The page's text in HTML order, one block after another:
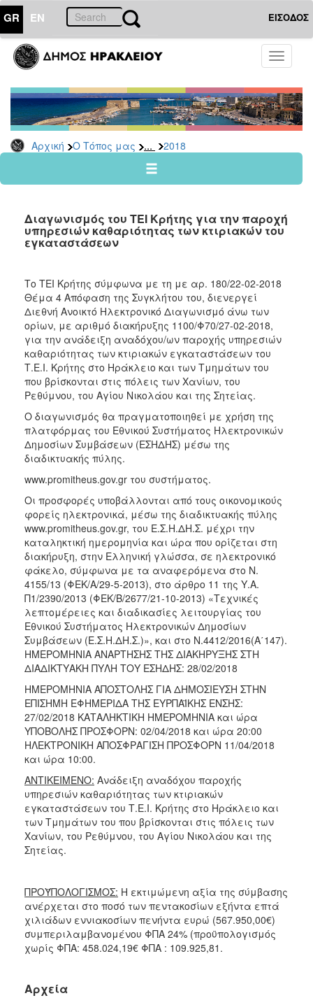
GR EN ΕΙΣΟΔΟΣ
Toggle
Αρχική Ο Τόπος μας ... 2018
ΤΟΠΟΣ
ΜΑΣ
Ανακοινώσεις
Αρχείο
2026
2024
2022
2021
2019
2018
2017
2016
2015
2012
2011
ΔΗΜΟΣ
ΠΟΛΙΤΙΣΜΟΣ
ΑΝΘΕΚΤΙΚΗ
ΠΟΛΗ
Διαγωνισμός του ΤΕΙ Κρήτης για την παροχή
υπηρεσιών καθαριότητας των κτιριακών του
εγκαταστάσεων
Το ΤΕΙ Κρήτης σύμφωνα με τη με αρ. 180/22-02-2018
Θέμα 4 Απόφαση της Συγκλήτου του, διενεργεί
Διεθνή Ανοικτό Ηλεκτρονικό Διαγωνισμό άνω των
ορίων, με αριθμό διακήρυξης 1100/Φ70/27-02-2018,
για την ανάδειξη αναδόχου/ων παροχής υπηρεσιών
καθαριότητας των κτιριακών εγκαταστάσεων του
Τ.Ε.Ι. Κρήτης στο Ηράκλειο και των Τμημάτων του
που βρίσκονται στις πόλεις των Χανίων, του
Ρεθύμνου, του Αγίου Νικολάου και της Σητείας.
Ο διαγωνισμός θα πραγματοποιηθεί με χρήση της
πλατφόρμας του Εθνικού Συστήματος Ηλεκτρονικών
Δημοσίων Συμβάσεων (ΕΣΗΔΗΣ) μέσω της
διαδικτυακής πύλης.
www.promitheus.gov.gr του συστήματος.
Οι προσφορές υποβάλλονται από τους οικονομικούς
φορείς ηλεκτρονικά, μέσω της διαδικτυακής πύλης
www.promitheus.gov.gr, του Ε.Σ.Η.ΔΗ.Σ. μέχρι την
καταληκτική ημερομηνία και ώρα που ορίζεται στη
διακήρυξη, στην Ελληνική γλώσσα, σε ηλεκτρονικό
φάκελο, σύμφωνα με τα αναφερόμενα στο Ν.
4155/13 (ΦΕΚ/Α/29-5-2013), στο άρθρο 11 της Υ.Α.
Π1/2390/2013 (ΦΕΚ/Β/2677/21-10-2013) «Τεχνικές
λεπτομέρειες και διαδικασίες λειτουργίας του
Εθνικού Συστήματος Ηλεκτρονικών Δημοσίων
Συμβάσεων (Ε.Σ.Η.ΔΗ.Σ.)», και στο Ν.4412/2016(Α΄147).
ΗΜΕΡΟΜΗΝΙΑ ΑΝΑΡΤΗΣΗΣ ΤΗΣ ΔΙΑΚΗΡΥΞΗΣ ΣΤΗ
ΔΙΑΔΙΚΤΥΑΚΗ ΠΥΛΗ ΤΟΥ ΕΣΗΔΗΣ: 28/02/2018
ΗΜΕΡΟΜΗΝΙΑ ΑΠΟΣΤΟΛΗΣ ΓΙΑ ΔΗΜΟΣΙΕΥΣΗ ΣΤΗΝ
ΕΠΙΣΗΜΗ ΕΦΗΜΕΡΙΔΑ ΤΗΣ ΕΥΡΠΑΪΚΗΣ ΕΝΣΗΣ:
27/02/2018 ΚΑΤΑΛΗΚΤΙΚΗ ΗΜΕΡΟΜΗΝΙΑ και ώρα
ΥΠΟΒΟΛΗΣ ΠΡΟΣΦΟΡΝ: 02/04/2018 και ώρα 20:00
ΗΛΕΚΤΡΟΝΙΚΗ ΑΠΟΣΦΡΑΓΙΣΗ ΠΡΟΣΦΟΡΝ 11/04/2018
και ώρα 10:00.
ΑΝΤΙΚΕΙΜΕΝΟ: Ανάδειξη αναδόχου παροχής
υπηρεσιών καθαριότητας των κτιριακών
εγκαταστάσεων του Τ.Ε.Ι. Κρήτης στο Ηράκλειο και
των Τμημάτων του που βρίσκονται στις πόλεις των
Χανίων, του Ρεθύμνου, του Αγίου Νικολάου και της
Σητείας.
ΠΡΟΫΠΟΛΟΓΙΣΜΟΣ: Η εκτιμώμενη αξία της σύμβασης
ανέρχεται στο ποσό των πεντακοσίων εξήντα επτά
χιλιάδων εννιακοσίων πενήντα ευρώ (567.950,00€)
συμπεριλαμβανομένου ΦΠΑ 24% (προϋπολογισμός
χωρίς ΦΠΑ: 458.024,19€ ΦΠΑ : 109.925,81.
Αρχεία